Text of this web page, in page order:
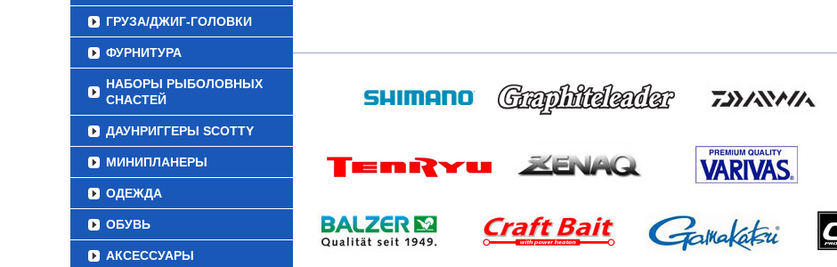
ГРУЗА/ДЖИГ-ГОЛОВКИ
ФУРНИТУРА
НАБОРЫ РЫБОЛОВНЫХ
СНАСТЕЙ
ДАУНРИГГЕРЫ SCOTTY
МИНИПЛАНЕРЫ
ОДЕЖДА
ОБУВЬ
АКСЕССУАРЫ